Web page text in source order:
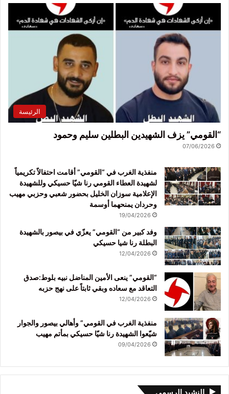
الرئيسة
“القومي” يزف الشهيدين البطلين سليم وحمود
07/06/2026
منفذية الغرب في “القومي” أقامت احتفالاً تكريمياً
لشهيدة العطاء القومي رنا شيّا حسيكي وللشهيدة
الإعلامية سوزان الخليل بحضور شعبي وحزبي مهيب
وحردان يمنحهما أوسمة
19/04/2026
وفد كبير من “القومي” يعزّي في بيصور بالشهيدة
البطلة رنا شيا حسيكي
12/04/2026
“القومي” ينعى الأمين المناضل نبيه بلوط:صدق
التعاقد مع سعاده وبقي ثابتاً على نهج حزبه
12/04/2026
منفذية الغرب في القومي” وأهالي بيصور والجوار
شيّعوا الشهيدة رنا شيّا حسيكي بمأتم مهيب
09/04/2026